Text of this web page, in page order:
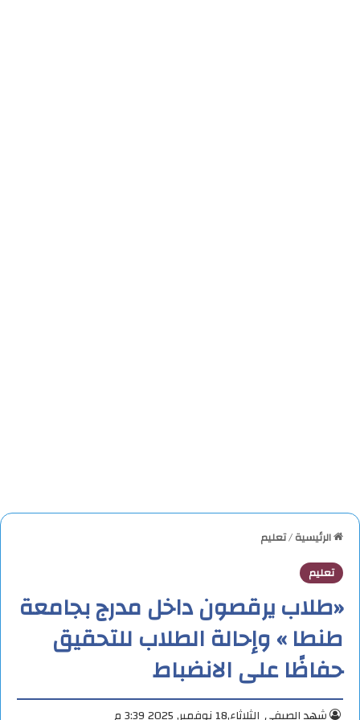
الرئيسية/تعليم
تعليم
«طلاب يرقصون داخل مدرج بجامعة
طنطا » وإحالة الطلاب للتحقيق
حفاظًا على الانضباط